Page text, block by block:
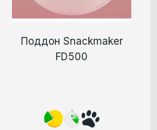
Поддон Snackmaker
FD500